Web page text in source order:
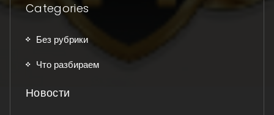
Categories
Без рубрики
Что разбираем
Новости